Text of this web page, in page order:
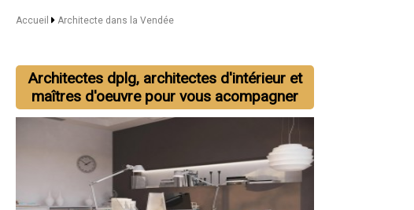
Accueil Architecte dans la Vendée
Architectes dplg, architectes d'intérieur et
maîtres d'oeuvre pour vous acompagner